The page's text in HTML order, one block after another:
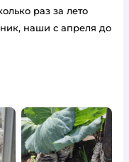
раз за лето
наши с апреля до